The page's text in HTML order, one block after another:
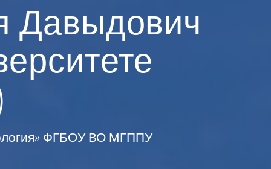
Давыдович
ФГБОУ ВО МГППУ